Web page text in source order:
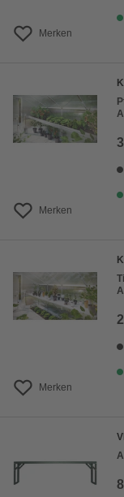
Merken
Merken
Merken